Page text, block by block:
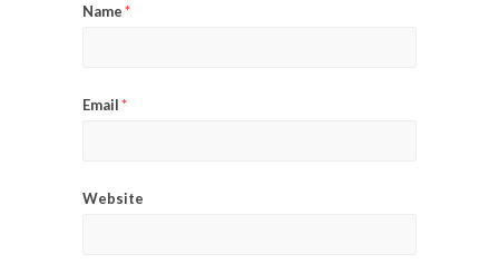
Name*
Email*
Website